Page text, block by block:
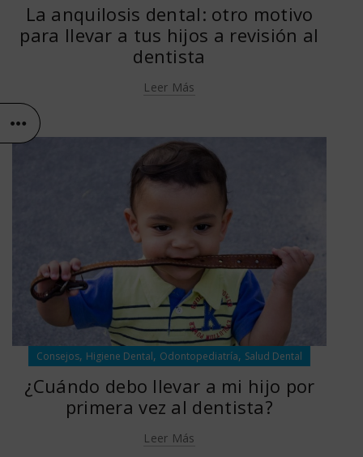
La anquilosis dental: otro motivo
para llevar a tus hijos a revisión al
dentista
Leer Más
Consejos, Higiene Dental, Odontopediatría, Salud Dental
¿Cuándo debo llevar a mi hijo por
primera vez al dentista?
Leer Más